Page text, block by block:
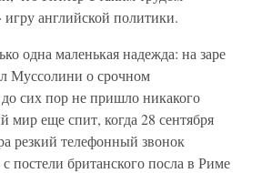
английской политики.
одна маленькая надежда: на заре
Муссолини о срочном
сих пор не пришло никакого
мир еще спит, когда 28 сентября
резкий телефонный звонок
с постели британского посла в Риме